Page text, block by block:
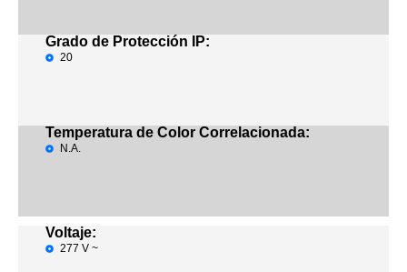
Grado de Protección IP:
20
Temperatura de Color Correlacionada:
N.A.
Voltaje:
277 V ~